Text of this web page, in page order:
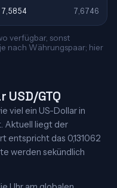
7,5854 7,6746
verfügbar, sonst
nach Währungspaar; hier
GTQ
viel ein US-Dollar in
Aktuell liegt der
entspricht das 0,131062
werden sekündlich